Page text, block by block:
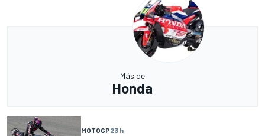
Más de
Honda
MOTOGP23 h